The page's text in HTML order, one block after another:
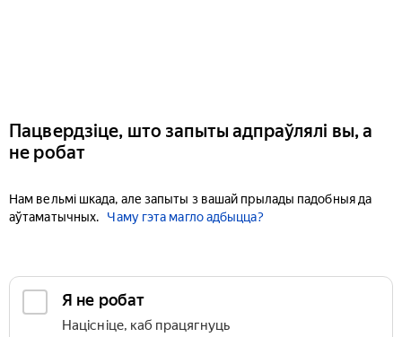
Пацвердзіце, што запыты адпраўлялі вы, а
не робат
Нам вельмі шкада, але запыты з вашай прылады падобныя да
аўтаматычных.
Чаму гэта магло адбыцца?
Я не робат
Націсніце, каб працягнуць